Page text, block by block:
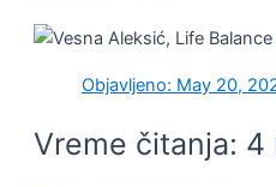
Objavljeno: May 20,
Vreme čitanja: 4